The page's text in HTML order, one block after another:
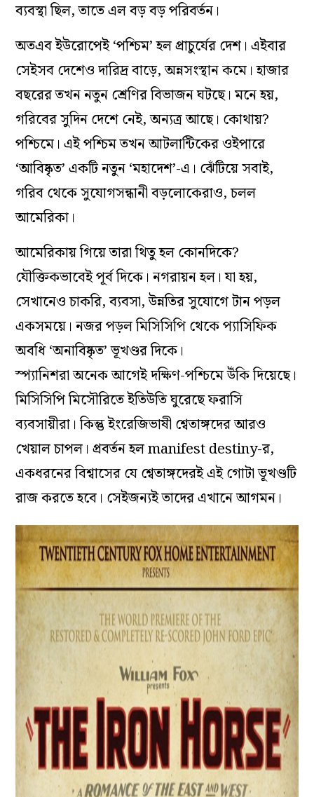
ব্যবস্থা ছিল, তাতে এল বড় বড় পরিবর্তন।
অতএব ইউরোপেই‘পশ্চিম’হল প্রাচুর্যের দেশ। এইবার
সেইসব দেশেও দারিদ্র বাড়ে, অন্নসংস্থান কমে। হাজার
বছরের তখন নতুন শ্রেণির বিভাজন ঘটছে। মনে হয়,
গরিবের সুদিন দেশে নেই, অন্যত্র আছে। কোথায়?
পশ্চিমে। এই পশ্চিম তখন আটলান্টিকের ওইপারে
‘আবিষ্কৃত’একটি নতুন‘মহাদেশ’-এ। ঝেঁটিয়ে সবাই,
গরিব থেকে সুযোগসন্ধানী বড়লোকেরাও, চলল
আমেরিকা।
আমেরিকায় গিয়ে তারা থিতু হল কোনদিকে?
যৌক্তিকভাবেই পূর্ব দিকে। নগরায়ন হল। যা হয়,
সেখানেও চাকরি, ব্যবসা, উন্নতির সুযোগে টান পড়ল
একসময়ে। নজর পড়ল মিসিসিপি থেকে প্যাসিফিক
অবধি‘অনাবিষ্কৃত’ভূখণ্ডর দিকে।
স্প্যানিশরা অনেক আগেই দক্ষিণ-পশ্চিমে উঁকি দিয়েছে।
মিসিসিপি মিসৌরিতে ইতিউতি ঘুরেছে ফরাসি
ব্যবসায়ীরা। কিন্তু ইংরেজিভাষী শ্বেতাঙ্গদের আরও
খেয়াল চাপল। প্রবর্তন হল manifest destiny-র,
একধরনের বিশ্বাসের যে শ্বেতাঙ্গদেরই এই গোটা ভূখণ্ডটি
রাজ করতে হবে। সেইজন্যই তাদের এখানে আগমন।